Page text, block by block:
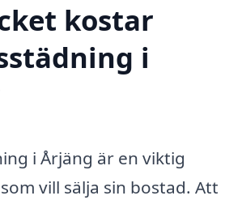
kostar
i
i Årjäng är en viktig
vill sälja sin bostad. Att